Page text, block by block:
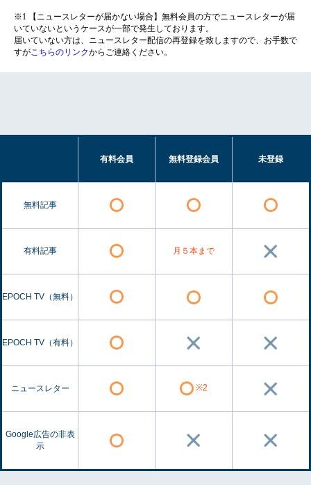
※1 【ニュースレターが届かない場合】無料会員の方でニュースレターが届
いていないというケースが一部で発生しております。
届いていない方は、ニュースレター配信の再登録を致しますので、お手数で
すがこちらのリンクからご連絡ください。
有料会員 無料登録会員 未登録
無料記事
有料記事 月５本まで
EPOCH TV（無料）
EPOCH TV（有料）
ニュースレター ※2
Google広告の非表
示